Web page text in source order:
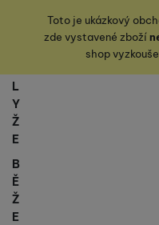
Toto je ukázkový
zde vystavené zboží
shop
L
Y
Ž
E
B
Ě
Ž
E